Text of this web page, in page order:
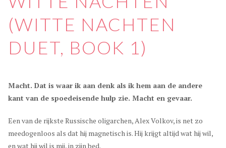
(WITTE NACHTEN
DUET, BOOK 1)
Macht. Dat is waar ik aan denk als ik hem aan de andere
kant van de spoedeisende hulp zie. Macht en gevaar.
Een van de rijkste Russische oligarchen, Alex Volkov, is net zo
meedogenloos als dat hij magnetisch is. Hij krijgt altijd wat hij wil,
en wat hij wil is mij, in zijn bed.